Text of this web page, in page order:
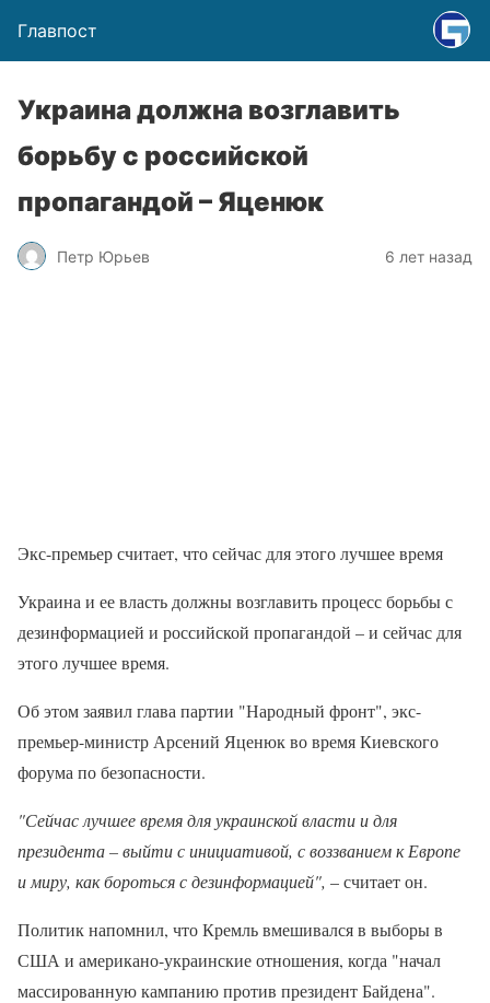
Главпост
Украина должна возглавить
борьбу с российской
пропагандой – Яценюк
Петр Юрьев 6 лет назад
Экс-премьер считает, что сейчас для этого лучшее время
Украина и ее власть должны возглавить процесс борьбы с
дезинформацией и российской пропагандой – и сейчас для
этого лучшее время.
Об этом заявил глава партии "Народный фронт", экс-
премьер-министр Арсений Яценюк во время Киевского
форума по безопасности.
"Сейчас лучшее время для украинской власти и для
президента – выйти с инициативой, с воззванием к Европе
и миру, как бороться с дезинформацией", – считает он.
Политик напомнил, что Кремль вмешивался в выборы в
США и американо-украинские отношения, когда "начал
массированную кампанию против президент Байдена".